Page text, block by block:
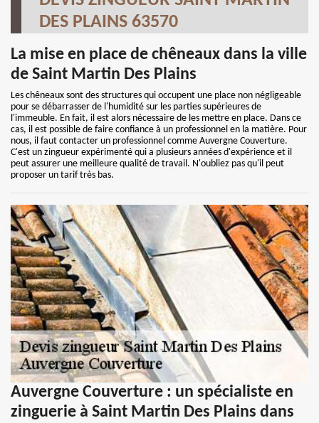
DES PLAINS 63570
La mise en place de chêneaux dans la ville
de Saint Martin Des Plains
Les chêneaux sont des structures qui occupent une place non négligeable
pour se débarrasser de l'humidité sur les parties supérieures de
l'immeuble. En fait, il est alors nécessaire de les mettre en place. Dans ce
cas, il est possible de faire confiance à un professionnel en la matière. Pour
nous, il faut contacter un professionnel comme Auvergne Couverture.
C'est un zingueur expérimenté qui a plusieurs années d'expérience et il
peut assurer une meilleure qualité de travail. N'oubliez pas qu'il peut
proposer un tarif très bas.
Auvergne Couverture : un spécialiste en
zinguerie à Saint Martin Des Plains dans